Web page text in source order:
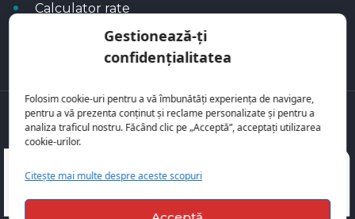
Gestionează-ți
confidențialitatea
Folosim cookie-uri pentru a vă îmbunătăți experiența de navigare,
pentru a vă prezenta conținut și reclame personalizate și pentru a
analiza traficul nostru. Făcând clic pe „Acceptă”, acceptați utilizarea
cookie-urilor.
Citește mai multe despre aceste scopuri
Calculator rate
Blog Autoflux
Toate mașinile se regăsesc peAutoFlux